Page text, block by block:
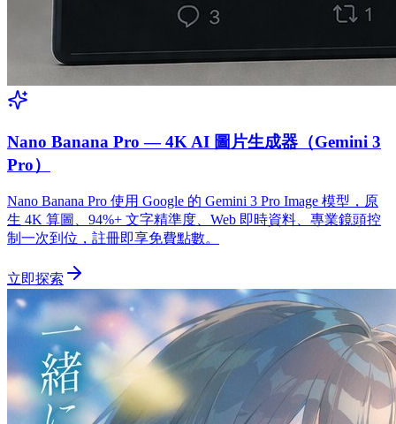
Nano Banana Pro — 4K AI 圖片生成器（Gemini 3
Pro）
Nano Banana Pro 使用 Google 的 Gemini 3 Pro Image 模型，原
生 4K 算圖、94%+ 文字精準度、Web 即時資料、專業鏡頭控
制一次到位，註冊即享免費點數。
立即探索